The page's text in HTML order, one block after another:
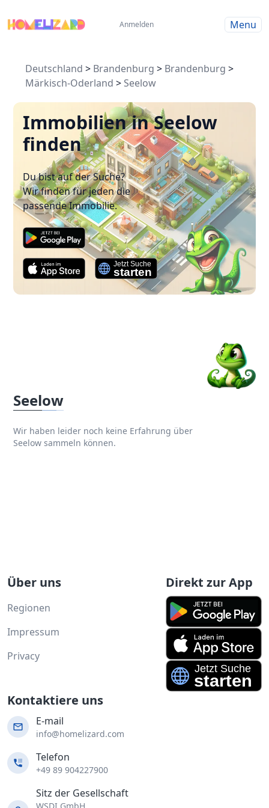
Anmelden Menu
Deutschland > Brandenburg > Brandenburg >
Märkisch-Oderland > Seelow
Immobilien in Seelow
finden
Du bist auf der Suche?
Wir finden für jeden die
passende Immobilie.
Seelow
Wir haben leider noch keine Erfahrung über
Seelow sammeln können.
Über uns
Regionen
Impressum
Privacy
Direkt zur App
Kontaktiere uns
E-mail
info@homelizard.com
Telefon
+49 89 904227900
Sitz der Gesellschaft